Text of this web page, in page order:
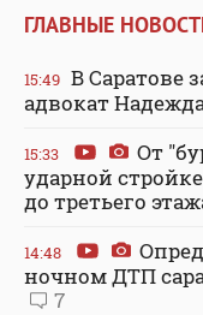
ГЛАВНЫЕ
15:49 В Саратове
адвокат
15:33
От
ударной
до третьего
14:48
ночном ДТП
7